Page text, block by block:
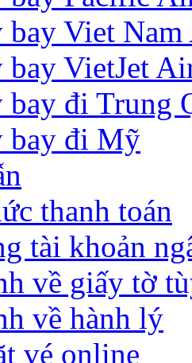
bay Viet
bay VietJet
bay đi Trung
bay đi Mỹ
thanh toán
tài khoản
về giấy tờ
về hành lý
vé online